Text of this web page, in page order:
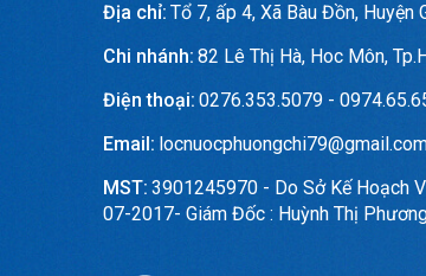
Địa chỉ: Tổ 7, ấp 4, Xã Bàu Đồn, Huyện
Chi nhánh: 82 Lê Thị Hà, Hoc Môn,
Điện thoại: 0276.353.5079 -
Email:
MST: 3901245970 - Do Sở Kế Hoạch
07-2017- Giám Đốc : Huỳnh Thị